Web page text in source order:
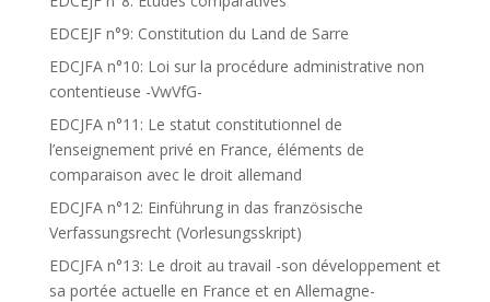
EDCEJF n°9: Constitution du Land de Sarre
EDCJFA n°10: Loi sur la procédure administrative non
contentieuse -VwVfG-
EDCJFA n°11: Le statut constitutionnel de
l’enseignement privé en France, éléments de
comparaison avec le droit allemand
EDCJFA n°12: Einführung in das französische
Verfassungsrecht (Vorlesungsskript)
EDCJFA n°13: Le droit au travail -son développement et
sa portée actuelle en France et en Allemagne-